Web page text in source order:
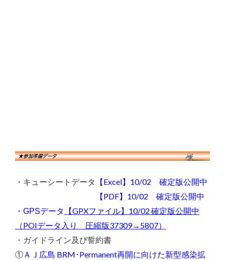
・キューシートデータ
【Excel】10/02 確定版公開中
【PDF】10/02 確定版公開中
・GPSデータ
【GPXファイル】10/02 確定版公開中
（POIデータ入り 圧縮版37309→5807）
・ガイドライン及び誓約書
① ＡＪ広島 BRM･Permanent再開に向けた新型感染拡